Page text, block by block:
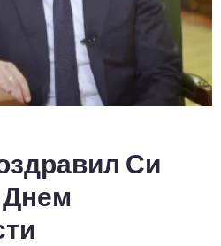
Си
Днем